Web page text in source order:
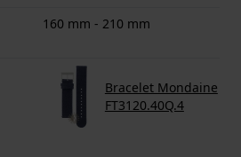
160 mm - 210 mm
Bracelet Mondaine
FT3120.40Q.4